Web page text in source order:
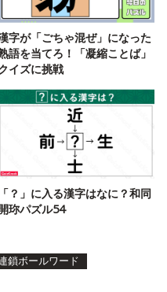
字が「ごちゃ混ぜ」になった
語を当てろ！「凝縮ことば」
イズに挑戦
「？」に入る漢字はなに？和同
珎パズル54
鎖ボールワード